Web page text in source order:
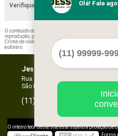
Verifique as regiões que atendemos
O conteúdo do texto "
reprodução, parcial ou total, mesmo citando
Crime de violação de direito autoral – artigo 184 do
autorais
Jessica Forros e Divisórias
Rua Oscar Horta, 269 - Mooca
São Paulo - SP - CEP: 03105-110
(11)
O inteiro teor deste site está sujeito à proteção
Forros
Olá! Fale